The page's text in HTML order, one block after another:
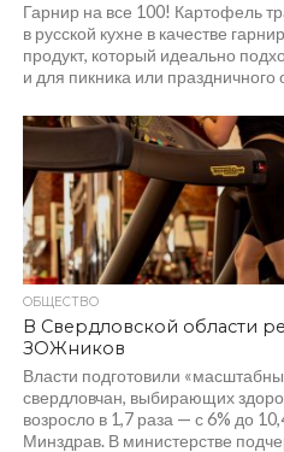
Гарнир на все 100! Картофель
в русской кухне в качестве
продукт, который идеально
и для пикника или праздничного
ОБЩЕСТВО
В Свердловской области
ЗОЖников
Власти подготовили
свердловчан, выбирающих
возросло в 1,7 раза — с 6% до
Минздрав. В министерстве